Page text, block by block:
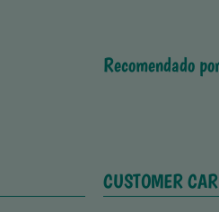
Recomendado
CUSTOMER